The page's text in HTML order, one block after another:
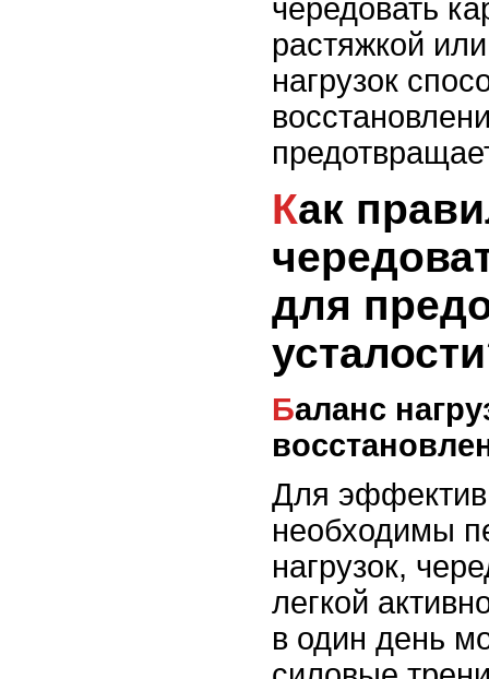
чередовать
растяжкой
нагрузок
Как правильно
для
Баланс нагрузок и
Для
необходимы
нагрузок,
легкой
в один день